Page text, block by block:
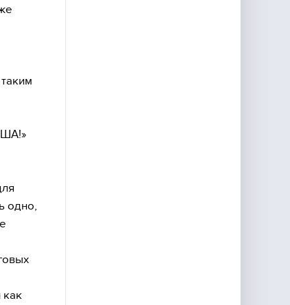
одно,
как